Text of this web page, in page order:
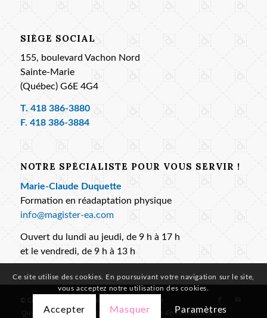
SIÈGE SOCIAL
155, boulevard Vachon Nord
Sainte-Marie
(Québec) G6E 4G4
T. 418 386-3880
F. 418 386-3884
NOTRE SPÉCIALISTE POUR VOUS SERVIR !
Marie-Claude Duquette
Formation en réadaptation physique
info@magister-ea.com
Ouvert du lundi au jeudi, de 9 h à 17 h
et le vendredi, de 9 h à 13 h
© Copyright -
Les Équipements Adaptés Magister
Questions
Services conseils
Politique de confidentialité
Ce site utilise des cookies. En poursuivant votre navigation sur le site,
vous acceptez notre utilisation des cookies.
Accepter Masquer Paramètres